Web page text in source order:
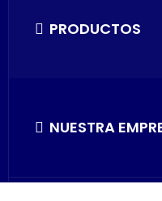
PRODUCTOS
NUESTRA